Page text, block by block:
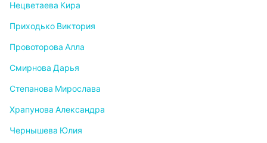
Нецветаева Кира
Приходько Виктория
Провоторова Алла
Смирнова Дарья
Степанова Мирослава
Храпунова Александра
Чернышева Юлия